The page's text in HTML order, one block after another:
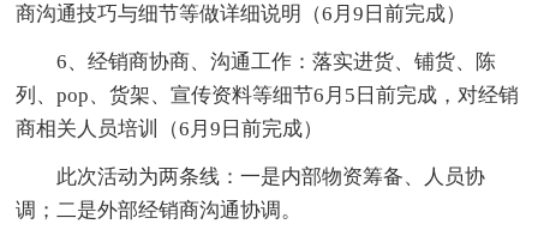
商沟通技巧与细节等做详细说明（6月9日前完成）
6、经销商协商、沟通工作：落实进货、铺货、陈
列、pop、货架、宣传资料等细节6月5日前完成，对经销
商相关人员培训（6月9日前完成）
此次活动为两条线：一是内部物资筹备、人员协
调；二是外部经销商沟通协调。